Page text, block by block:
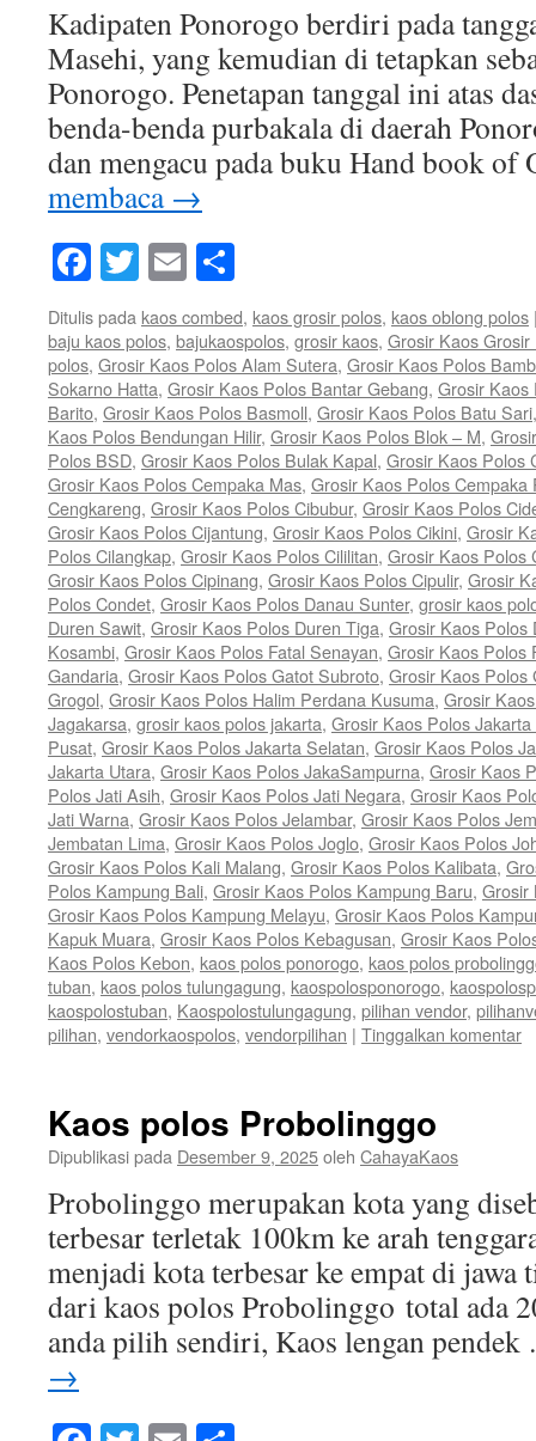
Kadipaten Ponorogo berdiri pada
Masehi, yang kemudian di tetapkan
Ponorogo. Penetapan tanggal ini atas
benda-benda purbakala di daerah
dan mengacu pada buku Hand book
membaca →
Facebook
Twitter
Email
Ditulis pada kaos combed, kaos grosir polos, kaos oblong polos
baju kaos polos, bajukaospolos, grosir kaos, Grosir Kaos
polos, Grosir Kaos Polos Alam Sutera, Grosir Kaos Polos
Sokarno Hatta, Grosir Kaos Polos Bantar Gebang, Grosir Kaos
Barito, Grosir Kaos Polos Basmoll, Grosir Kaos Polos Batu Sari
Kaos Polos Bendungan Hilir, Grosir Kaos Polos Blok – M,
Polos BSD, Grosir Kaos Polos Bulak Kapal, Grosir Kaos Polos
Grosir Kaos Polos Cempaka Mas, Grosir Kaos Polos Cempaka
Cengkareng, Grosir Kaos Polos Cibubur, Grosir Kaos Polos
Grosir Kaos Polos Cijantung, Grosir Kaos Polos Cikini, Grosir
Polos Cilangkap, Grosir Kaos Polos Cililitan, Grosir Kaos Polos
Grosir Kaos Polos Cipinang, Grosir Kaos Polos Cipulir, Grosir
Polos Condet, Grosir Kaos Polos Danau Sunter, grosir kaos
Duren Sawit, Grosir Kaos Polos Duren Tiga, Grosir Kaos Polos
Kosambi, Grosir Kaos Polos Fatal Senayan, Grosir Kaos Polos
Gandaria, Grosir Kaos Polos Gatot Subroto, Grosir Kaos Polos
Grogol, Grosir Kaos Polos Halim Perdana Kusuma, Grosir
Jagakarsa, grosir kaos polos jakarta, Grosir Kaos Polos
Pusat, Grosir Kaos Polos Jakarta Selatan, Grosir Kaos Polos
Jakarta Utara, Grosir Kaos Polos JakaSampurna, Grosir Kaos
Polos Jati Asih, Grosir Kaos Polos Jati Negara, Grosir Kaos
Jati Warna, Grosir Kaos Polos Jelambar, Grosir Kaos Polos
Jembatan Lima, Grosir Kaos Polos Joglo, Grosir Kaos Polos
Grosir Kaos Polos Kali Malang, Grosir Kaos Polos Kalibata,
Polos Kampung Bali, Grosir Kaos Polos Kampung Baru, Grosir
Grosir Kaos Polos Kampung Melayu, Grosir Kaos Polos
Kapuk Muara, Grosir Kaos Polos Kebagusan, Grosir Kaos
Kaos Polos Kebon, kaos polos ponorogo, kaos polos
tuban, kaos polos tulungagung, kaospolosponorogo,
kaospolostuban, Kaospolostulungagung, pilihan vendor,
pilihan, vendorkaospolos, vendorpilihan | Tinggalkan komentar
Kaos polos Probolinggo
Dipublikasi pada Desember 9, 2025oleh CahayaKaos
Probolinggo merupakan kota yang
terbesar terletak 100km ke arah
menjadi kota terbesar ke empat di
dari kaos polos Probolinggo total ada
anda pilih sendiri, Kaos lengan
→